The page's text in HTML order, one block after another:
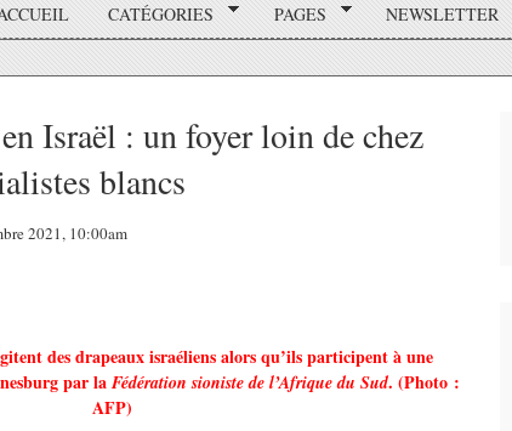
CATÉGORIES PAGES NEWSLETTER
Israël : un foyer loin de chez
blancs
2021, 10:00am
des drapeaux israéliens alors qu’ils participent à une
par laFédération sioniste de l’Afrique du Sud. (Photo :
AFP)